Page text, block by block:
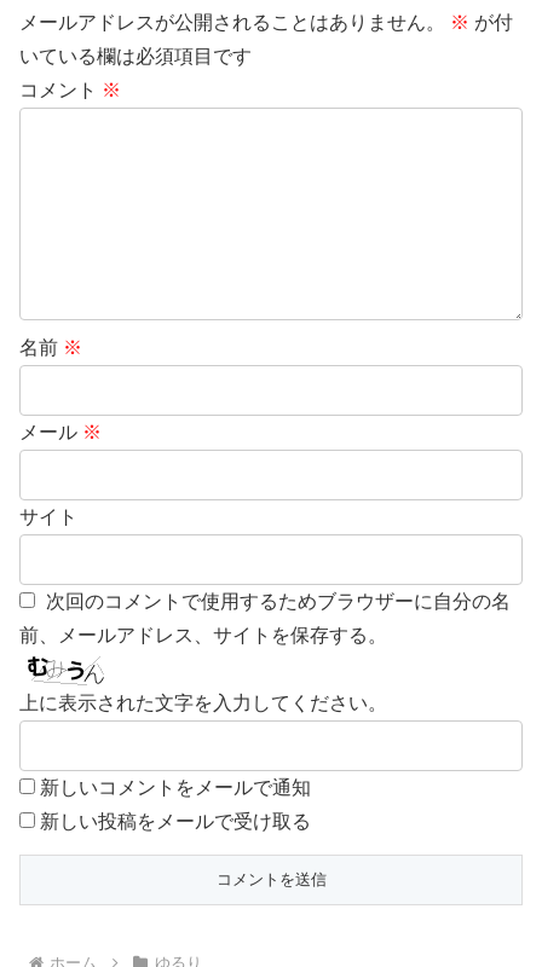
メールアドレスが公開されることはありません。 ※ が付
いている欄は必須項目です
コメント ※
名前 ※
メール ※
サイト
次回のコメントで使用するためブラウザーに自分の名
前、メールアドレス、サイトを保存する。
上に表示された文字を入力してください。
新しいコメントをメールで通知
新しい投稿をメールで受け取る
ホーム ゆるり